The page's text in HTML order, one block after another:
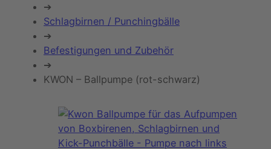
➔
Schlagbirnen / Punchingbälle
➔
Befestigungen und Zubehör
➔
KWON – Ballpumpe (rot-schwarz)